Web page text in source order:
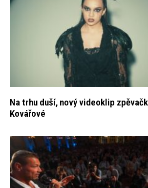
Na trhu duší, nový videoklip
Kovářové